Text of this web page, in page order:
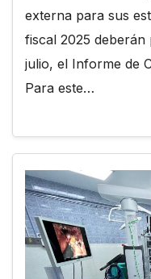
externa para sus
fiscal 2025 deberán
julio, el Informe de
Para este…